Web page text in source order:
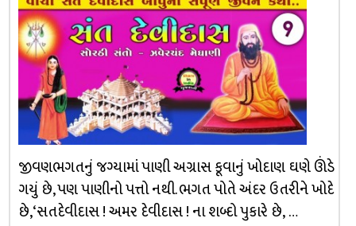
જીવણભગતનું જગ્યામાં પાણી અગ્રાસ કૂવાનું ખોદાણ ઘણે ઊંડે
ગયું છે, પણ પાણીનો પત્તો નથી. ભગત પોતે અંદર ઉતરીને ખોદે
છે, ‘સતદેવીદાસ ! અમર દેવીદાસ ! ના શબ્દો પુકારે છે, …